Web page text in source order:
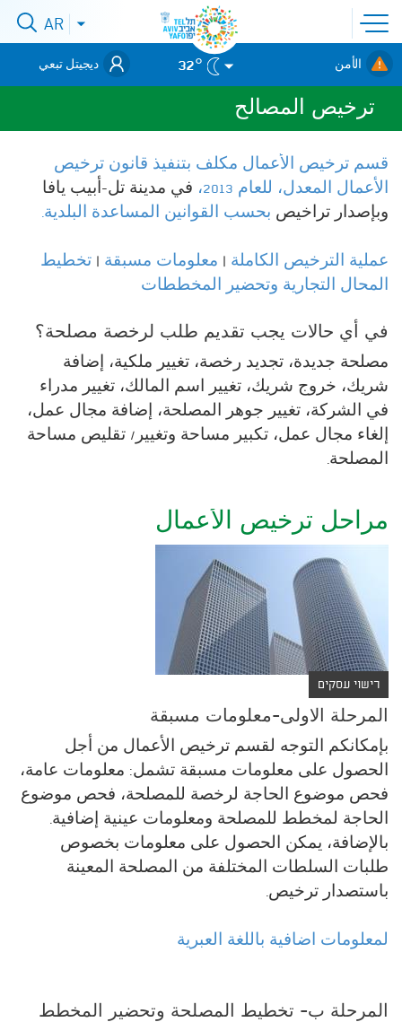
افتح
قائمة
الموقع
לאתר עיריית
תל-אביב
افتح
قائمة
اللغات
AR
الأمن 32° ديجيتل تبعي
ترخيص المصالح
قسم ترخيص الأعمال مكلف بتنفيذ قانون ترخيص
الأعمال المعدل، للعام 2013،
في مدينة تل-أبيب يافا
وبإصدار تراخيص بحسب القوانين المساعدة البلدية.
عملية الترخيص الكاملة | معلومات مسبقة | تخطيط
المحال التجارية وتحضير المخططات
في أي حالات يجب تقديم طلب لرخصة مصلحة؟
مصلحة جديدة، تجديد رخصة، تغيير ملكية، إضافة
شريك، خروج شريك، تغيير اسم المالك، تغيير مدراء
في الشركة، تغيير جوهر المصلحة، إضافة مجال عمل،
إلغاء مجال عمل، تكبير مساحة وتغيير/ تقليص مساحة
المصلحة.
مراحل ترخيص الأعمال
רישוי עסקים
المرحلة الاولى-معلومات مسبقة
بإمكانكم التوجه لقسم ترخيص الأعمال من أجل
الحصول على معلومات مسبقة تشمل: معلومات عامة،
فحص موضوع الحاجة لرخصة للمصلحة، فحص موضوع
الحاجة لمخطط للمصلحة ومعلومات عينية إضافية.
بالإضافة، يمكن الحصول على معلومات بخصوص
طلبات السلطات المختلفة من المصلحة المعينة
باستصدار ترخيص.
لمعلومات اضافية باللغة العبرية
المرحلة ب- تخطيط المصلحة وتحضير المخطط